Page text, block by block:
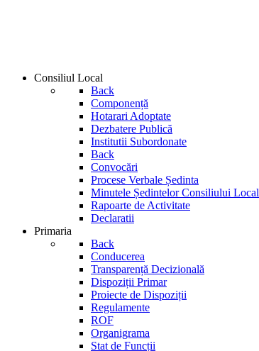
Consiliul Local
Back
Componență
Hotarari Adoptate
Dezbatere Publică
Institutii Subordonate
Back
Convocări
Procese Verbale Ședinta
Minutele Ședintelor Consiliului Local
Rapoarte de Activitate
Declaratii
Primaria
Back
Conducerea
Transparență Decizională
Dispoziții Primar
Proiecte de Dispoziții
Regulamente
ROF
Organigrama
Stat de Funcții